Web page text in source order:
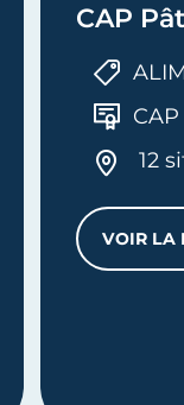
CAP
CAP
12
VOIR LA